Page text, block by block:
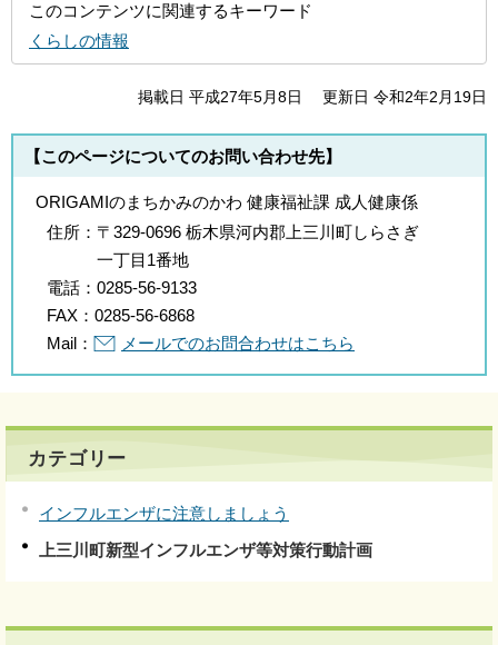
このコンテンツに関連するキーワード
くらしの情報
掲載日 平成27年5月8日 更新日 令和2年2月19日
【このページについてのお問い合わせ先】
ORIGAMIのまちかみのかわ 健康福祉課 成人健康係
住所： 〒329-0696 栃木県河内郡上三川町しらさぎ
一丁目1番地
電話： 0285-56-9133
FAX： 0285-56-6868
Mail：
メールでのお問合わせはこちら
カテゴリー
インフルエンザに注意しましょう
上三川町新型インフルエンザ等対策行動計画